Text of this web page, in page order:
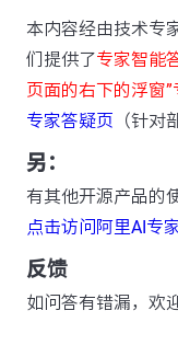
本内容经由技术专
们提供了专家智能
页面的右下的浮窗”
专家答疑页 （针对
另：
有其他开源产品的
点击访问阿里AI专
反馈
如问答有错漏，欢